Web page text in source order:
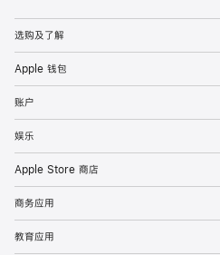
选购及了解
Apple 钱包
账户
娱乐
Apple Store 商店
商务应用
教育应用